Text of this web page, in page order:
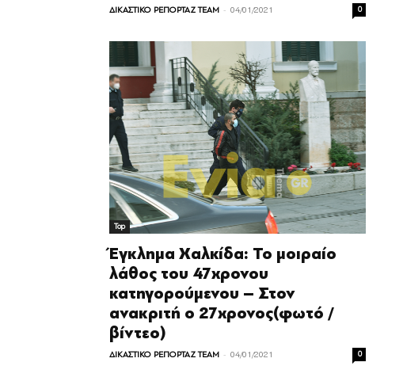
ΔΙΚΑΣΤΙΚΟ ΡΕΠΟΡΤΑΖ TEAM - 04/01/2021 0
Top
Έγκλημα Χαλκίδα: Το μοιραίο
λάθος του 47χρονου
κατηγορούμενου – Στον
ανακριτή ο 27χρονος(φωτό /
βίντεο)
ΔΙΚΑΣΤΙΚΟ ΡΕΠΟΡΤΑΖ TEAM - 04/01/2021 0